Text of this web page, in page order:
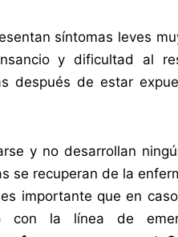
síntomas leves
y dificultad al
después de estar
y no desarrollan
se recuperan de la
importante que en
con la línea de